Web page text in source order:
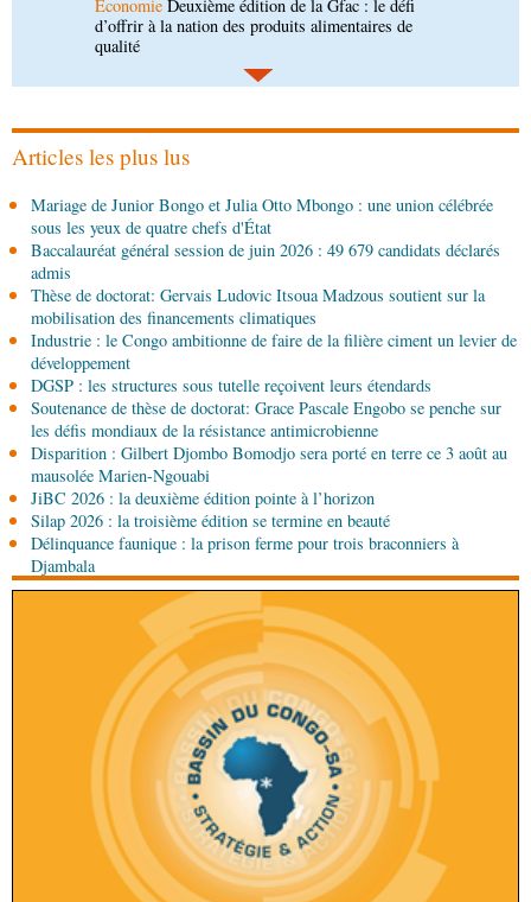
Économie Gfac 2026 : des produits locaux dans
les stands, des surgelés dans les assiettes
06-08-2026 14:15
renforce la riposte avec l'appui de l'OMS et
d'Africa CDC
SportCommuniqué : Samira Leonie, nouvelle
ambassadrice de la marque 1xBet Congo-
Brazzaville
06-08-2026 09:30
PolitiqueAssemblée nationale: la Commission
Ecofin s’imprègne des réalités du CHU-B
06-08-2026 08:45
PolitiqueVie des institutions : Pierre Ngolo et
Pierre Oba jettent les bases d’une collaboration
fructueuse
06-08-2026 08:30
Afrique-MondeCentrafrique : les sanctions de
l'ONU cachent la guerre silencieuse pour le
contrôle des ressources
Articles les plus lus
Mariage de Junior Bongo et Julia Otto Mbongo : une union célébrée
sous les yeux de quatre chefs d'État
Baccalauréat général session de juin 2026 : 49 679 candidats déclarés
admis
Thèse de doctorat: Gervais Ludovic Itsoua Madzous soutient sur la
mobilisation des financements climatiques
Industrie : le Congo ambitionne de faire de la filière ciment un levier de
développement
DGSP : les structures sous tutelle reçoivent leurs étendards
Soutenance de thèse de doctorat: Grace Pascale Engobo se penche sur
les défis mondiaux de la résistance antimicrobienne
Disparition : Gilbert Djombo Bomodjo sera porté en terre ce 3 août au
mausolée Marien-Ngouabi
JiBC 2026 : la deuxième édition pointe à l’horizon
Silap 2026 : la troisième édition se termine en beauté
Délinquance faunique : la prison ferme pour trois braconniers à
Djambala